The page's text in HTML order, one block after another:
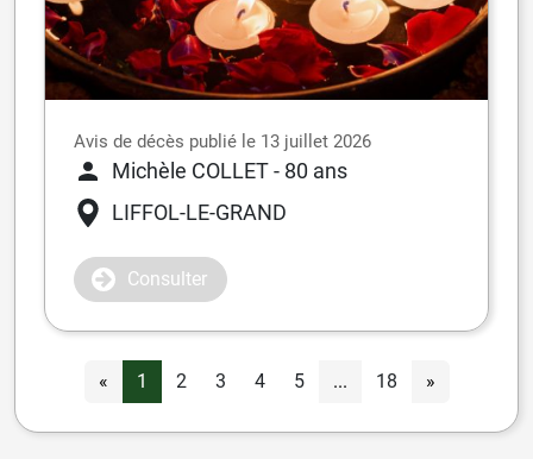
Avis de décès publié le 13 juillet 2026
Michèle COLLET- 80 ans
LIFFOL-LE-GRAND
Consulter
« 1 2 3 4 5 ... 18 »